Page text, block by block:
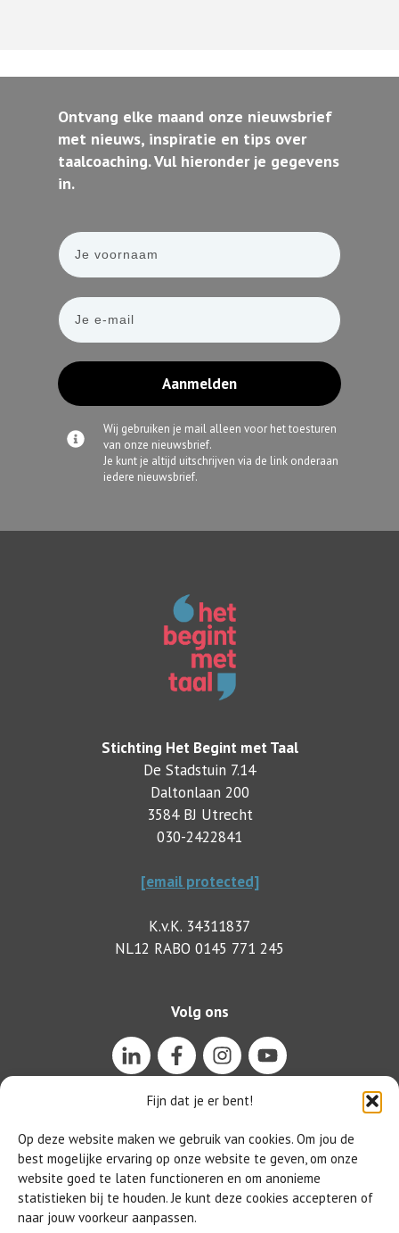
Fijn dat je er bent!
Op deze website maken we gebruik van cookies. Om jou de
best mogelijke ervaring op onze website te geven, om onze
website goed te laten functioneren en om anonieme
statistieken bij te houden. Je kunt deze cookies accepteren of
naar jouw voorkeur aanpassen.
Ontvang elke maand onze nieuwsbrief
met nieuws, inspiratie en tips over
taalcoaching. Vul hieronder je gegevens
in.
Aanmelden
Wij gebruiken je mail alleen voor het toesturen
van onze nieuwsbrief.
Je kunt je altijd uitschrijven via de link onderaan
iedere nieuwsbrief.
Stichting Het Begint met Taal
De Stadstuin 7.14
Daltonlaan 200
3584 BJ Utrecht
030-2422841
[email protected]
K.v.K. 34311837
NL12 RABO 0145 771 245
Volg ons